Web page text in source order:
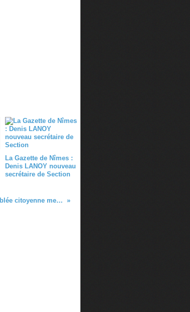
La Gazette de Nîmes :
Denis LANOY nouveau
secrétaire de Section
Saint Césaire : assemblée citoyenne mercredi 15 février